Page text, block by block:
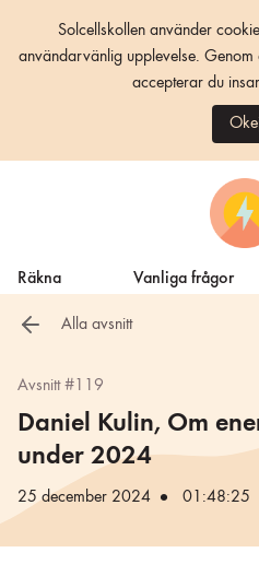
Solcellskollen använder
användarvänlig upplevelse.
accepterar du
Räkna Vanliga frågor
Alla avsnitt
Avsnitt #119
Daniel Kulin, Om
under 2024
25 december 2024 01:48:25